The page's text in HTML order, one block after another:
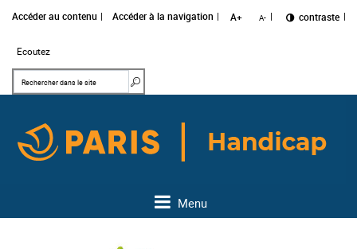
Accéder au contenu Accéder à la navigation A+ A- Changer le
contraste
Ecoutez
Mots clés
Menu